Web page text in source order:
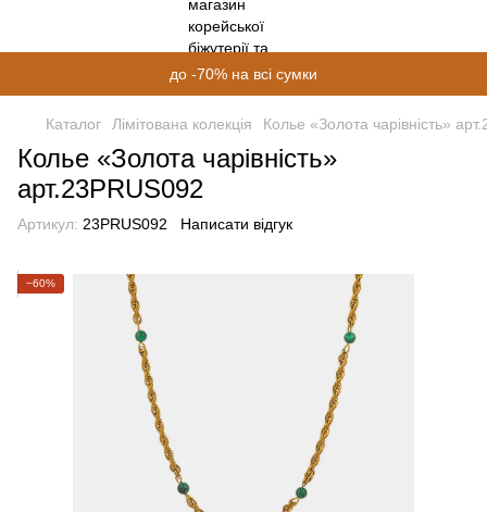
до -70% на всі сумки
Каталог Лімітована колекція Колье «Золота чарівність»
Колье «Золота чарівність»
арт.23PRUS092
Артикул: 23PRUS092 Написати відгук
−60%